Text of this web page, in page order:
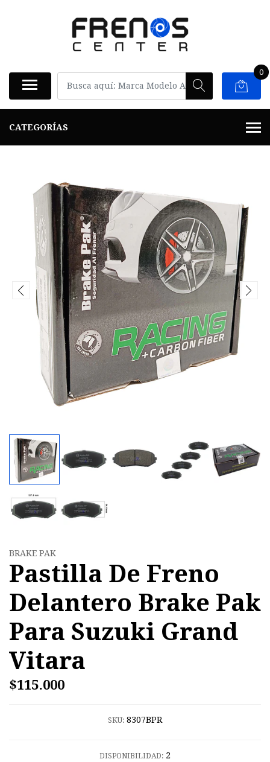
0
CATEGORÍAS
BRAKE PAK
Pastilla De Freno
Delantero Brake Pak
Para Suzuki Grand
Vitara
$115.000
SKU: 8307BPR
DISPONIBILIDAD: 2